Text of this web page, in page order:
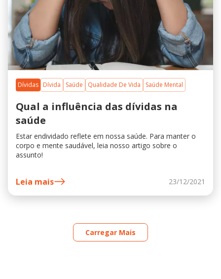
Dívidas Dívida Saúde Qualidade De Vida Saúde Mental
Qual a influência das dívidas na
saúde
Estar endividado reflete em nossa saúde. Para manter o
corpo e mente saudável, leia nosso artigo sobre o
assunto!
Leia mais 23/12/2021
Carregar Mais